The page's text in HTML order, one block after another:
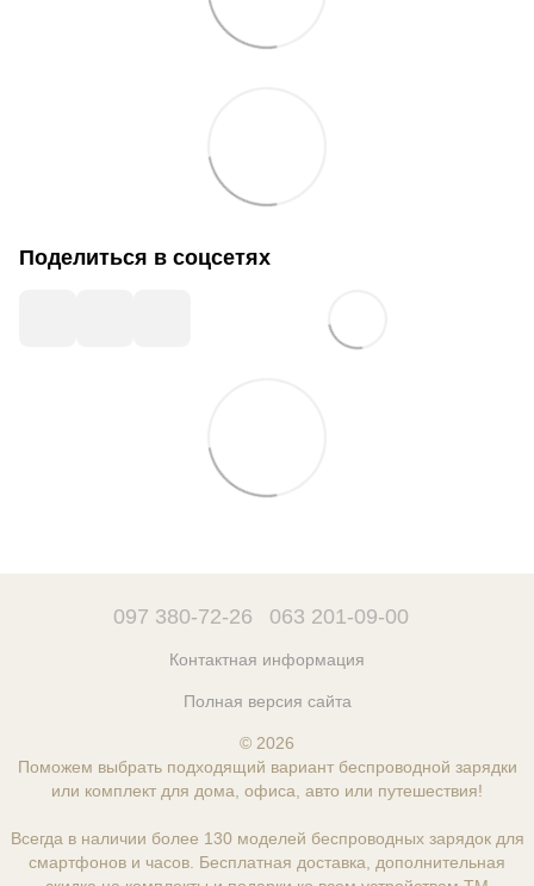
Поделиться в соцсетях
097 380-72-26 063 201-09-00
Контактная информация
Полная версия сайта
© 2026
Поможем выбрать подходящий вариант беспроводной зарядки
или комплект для дома, офиса, авто или путешествия!
Всегда в наличии более 130 моделей беспроводных зарядок для
смартфонов и часов. Бесплатная доставка, дополнительная